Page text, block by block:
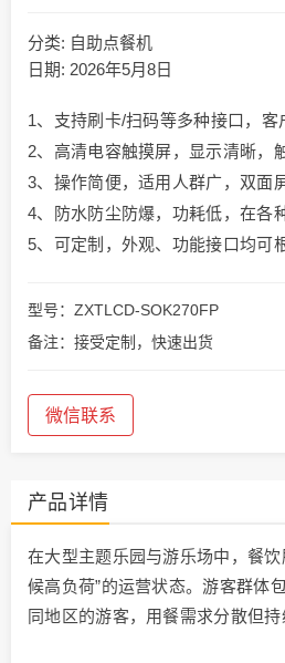
分类: 自助点餐机
日期: 2026年5月8日
1、支持刷卡/扫码等多种接口，客
2、高清电容触摸屏，显示清晰，
3、操作简便，适用人群广，双面
4、防水防尘防爆，功耗低，在各
5、可定制，外观、功能接口均可
型号：ZXTLCD-SOK270FP
备注：接受定制，快速出货
微信联系
产品详情
在大型主题乐园与游乐场中，餐饮
候高负荷”的运营状态。游客群体
同地区的游客，用餐需求分散但持